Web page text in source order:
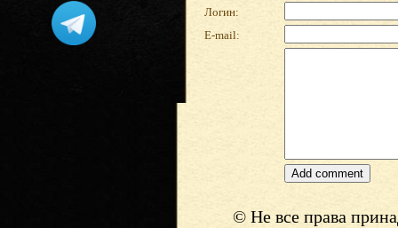
Логин:
E-mail:
© Не все права